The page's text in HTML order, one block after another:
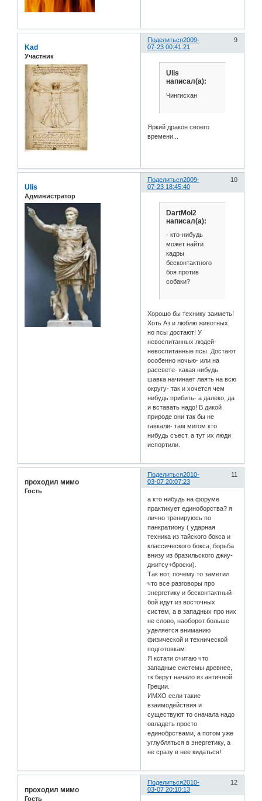
Поделиться 9
2009-
07-23 00:41:21
Kad
Участник
Ulis
написал(а):
Чингисхан
Яркий дракон своего
времени...
Поделиться 10
2009-
07-23 18:45:40
Ulis
Администратор
DartMol2
написал(а):
- кто-нибудь
может найти
кадры
бесконтактного
боя против
собаки?
Хорошо бы технику заиметь!
Хоть Аз и люблю животных,
но псы достают! У
невоспитанных людей-
невоспитанные псы. Достают
особенно ночью- или на
рассвете- какая нибудь
шавка начинает лаять на всю
округу- так и хочется чем
нибудь прибить- а далеко, да
и вставать надо! В дикой
природе они так бы не
гавкали- там мигом кто
нибудь съест, а тут их люди
испортили.
Поделиться 11
2010-
03-07 20:07:23
проходил мимо
Гость
а кто нибудь на форуме
практикует единоборства? я
лично тренируюсь по
панкратиону ( ударная
техника из тайского бокса и
классического бокса, борьба
внизу из бразильского джиу-
джитсу+броски).
Так вот, почему то заметил
что все разговоры про
энергетику и бесконтактный
бой идут из восточных
систем, а в западных про них
не слово, наоборот больше
уделяется вниманию
физической и технической
подготовкам.
Я кстати считаю что
западные системы древнее,
тк берут начало из античной
Греции.
ИМХО если такие
взаимодействия и
существуют то сначала надо
овладеть просто
единобрствами, а потом уже
углубляться в энергетику, а
не сразу в нее кидаться!
Поделиться 12
2010-
03-07 20:10:13
проходил мимо
Гость